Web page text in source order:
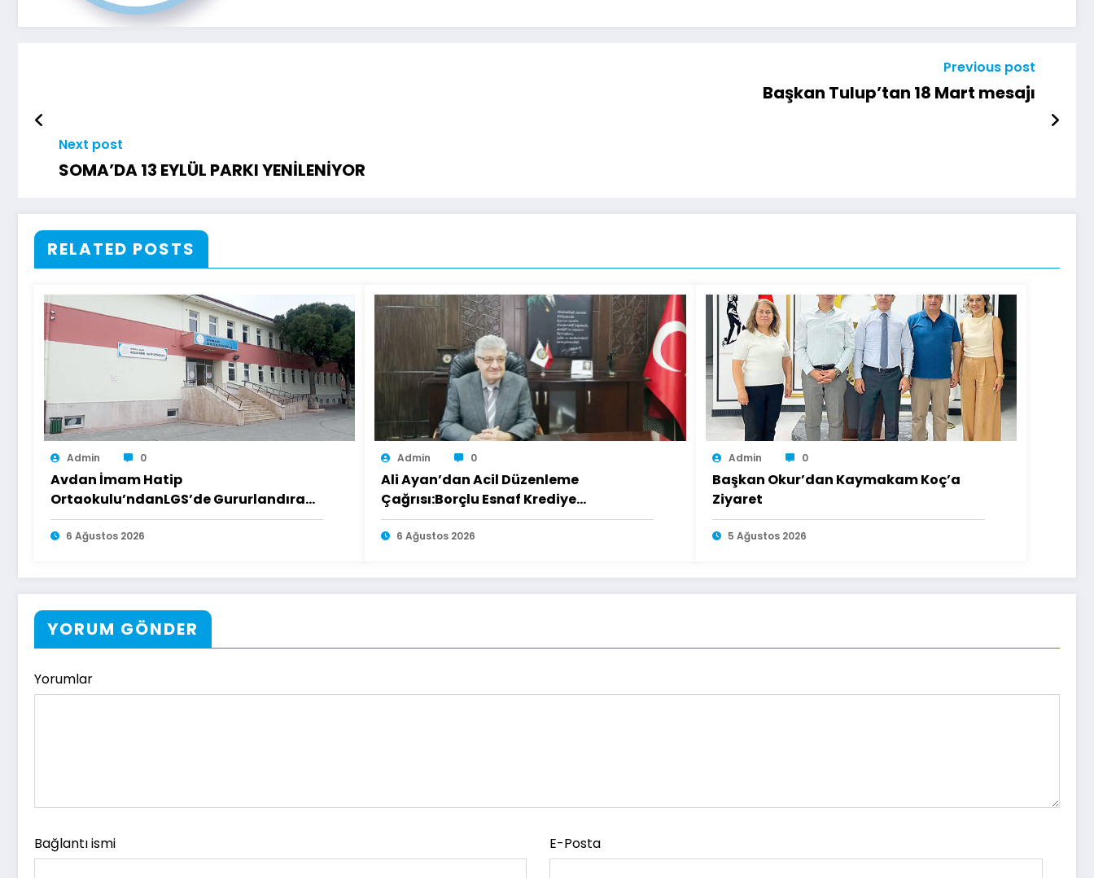
Previous post
Başkan Tulup’tan 18 Mart mesajı
Next post
SOMA’DA 13 EYLÜL PARKI YENİLENİYOR
RELATED POSTS
Admin 0
Avdan İmam Hatip
Ortaokulu’ndanLGS’de Gururlandıran
Başarı
6 Ağustos 2026
Admin 0
Ali Ayan’dan Acil Düzenleme
Çağrısı:Borçlu Esnaf Krediye
Ulaşamıyor
6 Ağustos 2026
Admin 0
Başkan Okur’dan Kaymakam Koç’a
Ziyaret
5 Ağustos 2026
YORUM GÖNDER
Yorumlar
Bağlantı ismi E-Posta